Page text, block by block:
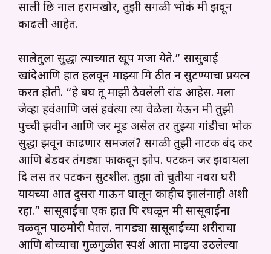
साली छि नाल हरामखोर, तुझी सगळी भोकं मी झवून
काढली आहेत.
सालेतुला सुद्धा त्याच्यात खूप मजा येते.” सासुबाई
खांदेआणि हात हलवून माझ्या मि ठीत न सुटण्याचा प्रयत्न
करत होती. “हे बघ तू माझी ठेवलेली रांड आहेस. मला
जेव्हा हवंआणि जसं हवंत्या त्या वेळेला येऊन मी तुझी
पुच्ची झवीन आणि जर मूड असेल तर तुझ्या गांडीचा भोक
सुद्धा झवून काढणार समजलं? सगळी तुझी नाटक बंद कर
आणि बेडवर तंगड्या फाकवून झोप. पटकन जर झवायला
दि लस तर पटकन सुटशील. तुझा तो चुतीया नवरा घरी
यायच्या आत दुसरा गाऊन घालून काहीच झालंनाही अशी
रहा.” सासूबाईंचा एक हात पि रघळून मी सासूबाईंना
वळवून पाठमोरी घेतलं. नागड्या सासूबाईच्या शरीराचा
आणि बोच्याचा गुळगुळीत स्पर्श आता माझ्या उठलेल्या